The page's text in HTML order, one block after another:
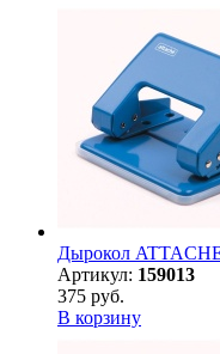
Дырокол
Артикул: 159013
375 руб.
В корзину